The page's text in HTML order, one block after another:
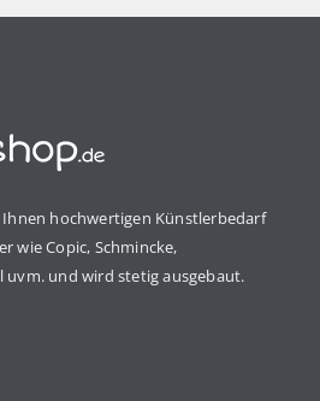
hochwertigen Künstlerbedarf
wie Copic, Schmincke,
uvm. und wird stetig ausgebaut.